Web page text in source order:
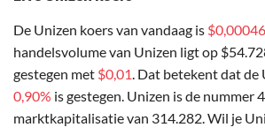
De Unizen koers van vandaag is
handelsvolume van Unizen ligt op
gestegen met $0,01. Dat betekent dat de
0,90% is gestegen. Unizen is de nummer
marktkapitalisatie van 314.282. Wil je